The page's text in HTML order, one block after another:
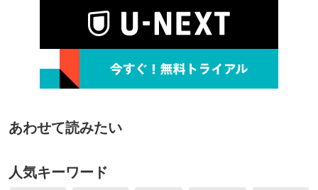
あわせて読みたい
人気キーワード